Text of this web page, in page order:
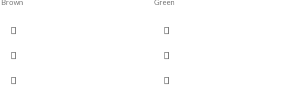
Brown
Green